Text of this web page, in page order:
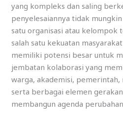
yang kompleks dan saling
penyelesaiannya tidak
satu organisasi atau kelompok
salah satu kekuatan
memiliki potensi besar untuk
jembatan kolaborasi yang
warga, akademisi, pemerintah,
serta berbagai elemen
membangun agenda